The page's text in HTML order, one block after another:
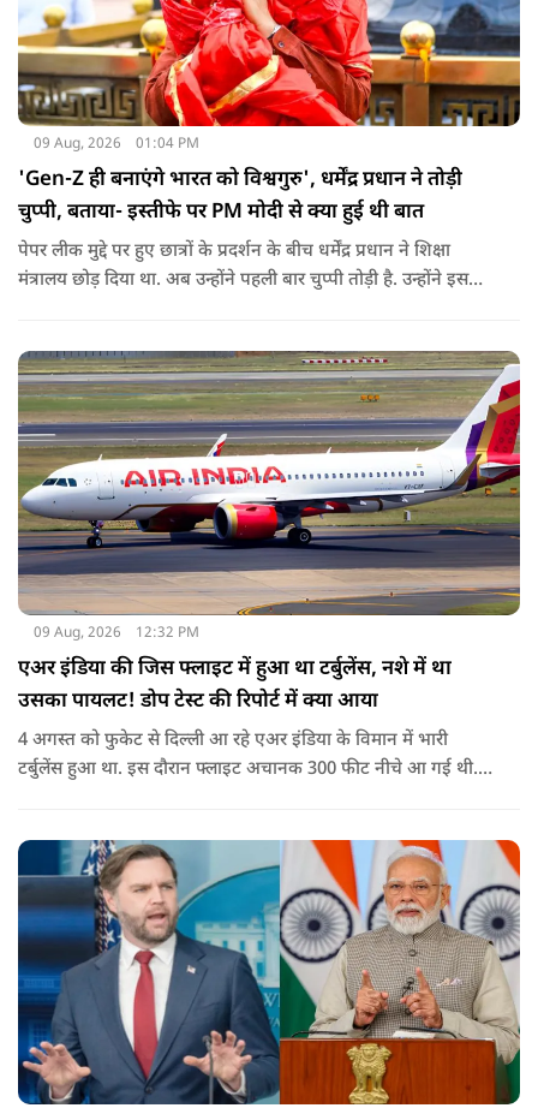
09 Aug, 2026 01:04 PM
'Gen-Z ही बनाएंगे भारत को विश्वगुरु', धर्मेंद्र प्रधान ने तोड़ी
चुप्पी, बताया- इस्तीफे पर PM मोदी से क्या हुई थी बात
पेपर लीक मुद्दे पर हुए छात्रों के प्रदर्शन के बीच धर्मेंद्र प्रधान ने शिक्षा
मंत्रालय छोड़ दिया था. अब उन्होंने पहली बार चुप्पी तोड़ी है. उन्होंने इस
09 Aug, 2026 12:32 PM
एअर इंडिया की जिस फ्लाइट में हुआ था टर्बुलेंस, नशे में था
उसका पायलट! डोप टेस्ट की रिपोर्ट में क्या आया
4 अगस्त को फुकेट से दिल्ली आ रहे एअर इंडिया के विमान में भारी
टर्बुलेंस हुआ था. इस दौरान फ्लाइट अचानक 300 फीट नीचे आ गई थी.